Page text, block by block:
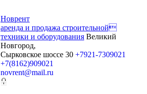
Новрент
аренда и продажа строительной
техники и оборудования Великий
Новгород,
Сырковское шоссе 30 +7921-7309021
+7(8162)909021
novrent@mail.ru